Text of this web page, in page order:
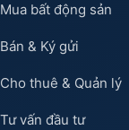
Mua bất động sản
Bán & Ký gửi
Cho thuê & Quản lý
Tư vấn đầu tư